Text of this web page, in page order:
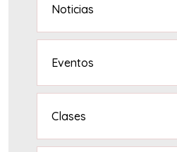
Noticias
Eventos
Clases